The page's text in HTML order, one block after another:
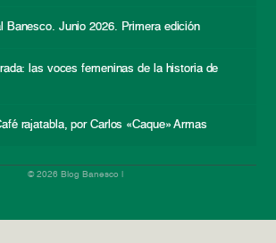
Banesco. Junio 2026. Primera edición
las voces femeninas de la historia de
rajatabla, por Carlos «Caque» Armas
© 2026 Blog Banesco |